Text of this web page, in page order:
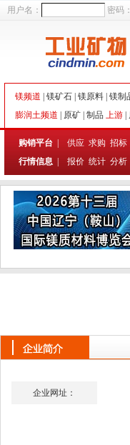
用户名： 密码：
镁频道 镁矿石 镁原料 镁制
膨润土频道
原矿 制品 上游
购销平台 供应 求购 招标
行情信息
报价 统计 分析
企业网址：